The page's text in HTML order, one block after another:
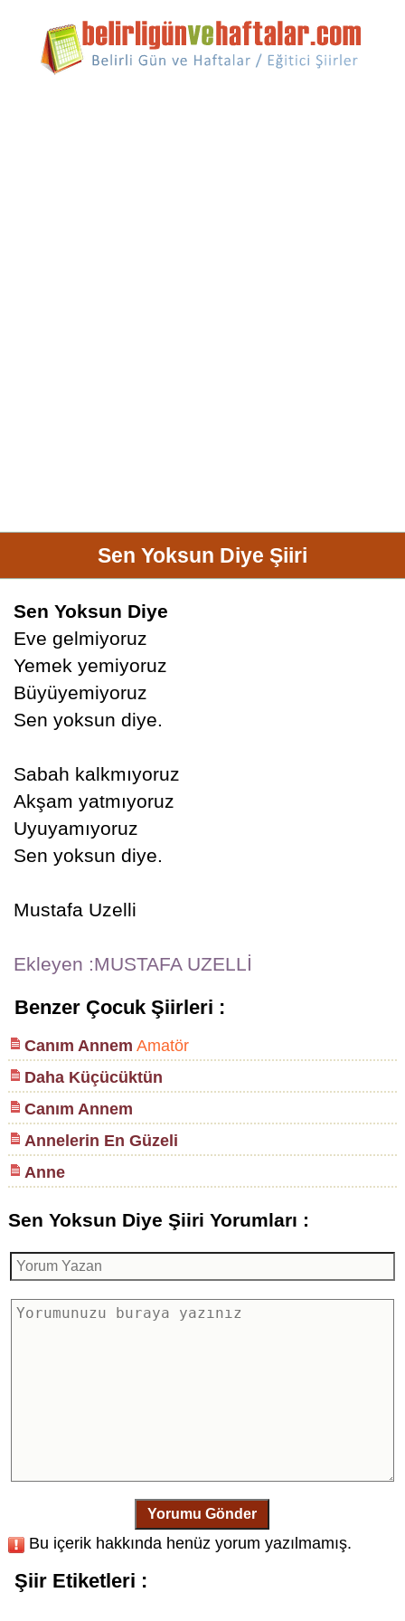
Sen Yoksun Diye Şiiri
Sen Yoksun Diye
Eve gelmiyoruz
Yemek yemiyoruz
Büyüyemiyoruz
Sen yoksun diye.
Sabah kalkmıyoruz
Akşam yatmıyoruz
Uyuyamıyoruz
Sen yoksun diye.
Mustafa Uzelli
Ekleyen :MUSTAFA UZELLİ
Benzer Çocuk Şiirleri :
Canım Annem Amatör
Daha Küçücüktün
Canım Annem
Annelerin En Güzeli
Anne
Sen Yoksun Diye Şiiri Yorumları :
Yorumu Gönder
Bu içerik hakkında henüz yorum yazılmamış.
Şiir Etiketleri :